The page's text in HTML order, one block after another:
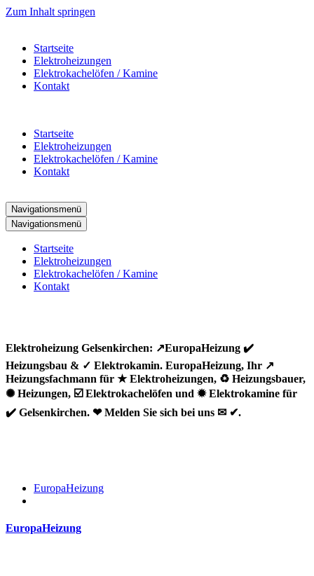
Zum Inhalt springen
Startseite
Elektroheizungen
Elektrokachelöfen / Kamine
Kontakt
Startseite
Elektroheizungen
Elektrokachelöfen / Kamine
Kontakt
Navigationsmenü
Navigationsmenü
Startseite
Elektroheizungen
Elektrokachelöfen / Kamine
Kontakt
Elektroheizung Gelsenkirchen: ↗️EuropaHeizung ✔️
Heizungsbau & ✓ Elektrokamin. EuropaHeizung, Ihr ↗️
Heizungsfachmann für ★ Elektroheizungen, ♻ Heizungsbauer,
✺ Heizungen, ☑️ Elektrokachelöfen und ✹ Elektrokamine für
✔️ Gelsenkirchen. ❤ Melden Sie sich bei uns ✉ ✔.
EuropaHeizung
EuropaHeizung